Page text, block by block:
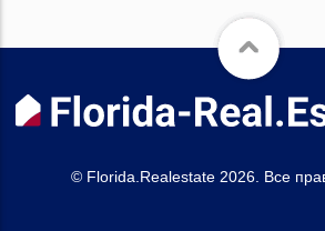
© Florida.Realestate 2026. Все